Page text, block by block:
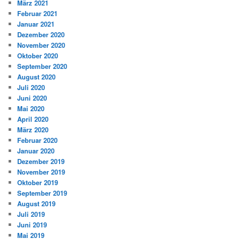
März 2021
Februar 2021
Januar 2021
Dezember 2020
November 2020
Oktober 2020
September 2020
August 2020
Juli 2020
Juni 2020
Mai 2020
April 2020
März 2020
Februar 2020
Januar 2020
Dezember 2019
November 2019
Oktober 2019
September 2019
August 2019
Juli 2019
Juni 2019
Mai 2019